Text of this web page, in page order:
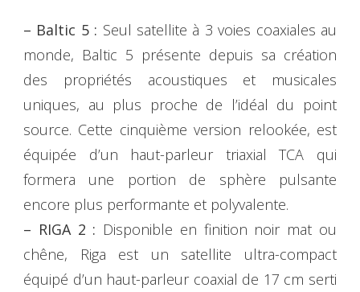
– Baltic 5 : Seul satellite à 3 voies coaxiales au
monde, Baltic 5 présente depuis sa création
des propriétés acoustiques et musicales
uniques, au plus proche de l’idéal du point
source. Cette cinquième version relookée, est
équipée d’un haut-parleur triaxial TCA qui
formera une portion de sphère pulsante
encore plus performante et polyvalente.
– RIGA 2 : Disponible en finition noir mat ou
chêne, Riga est un satellite ultra-compact
équipé d’un haut-parleur coaxial de 17 cm serti